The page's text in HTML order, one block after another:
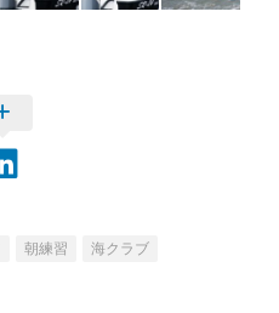
朝練習 海クラブ